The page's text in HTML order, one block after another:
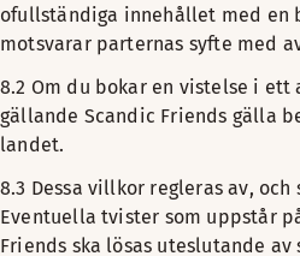
ofullständiga innehållet med en
motsvarar parternas syfte med
8.2 Om du bokar en vistelse i
gällande Scandic Friends gälla
landet.
8.3 Dessa villkor regleras av,
Eventuella tvister som uppstår
Friends ska lösas uteslutande av